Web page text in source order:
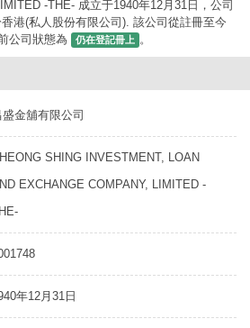
-THE- 成立于1940年12月31日，公司
港(私人股份有限公司). 該公司從註冊至今
公司狀態為
仍在登記冊上 。
盛金舖有限公司
SHING INVESTMENT, LOAN
EXCHANGE COMPANY, LIMITED -
年12月31日